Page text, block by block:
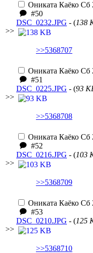
>>
Ониката Каёко Сб
#50
DSC_0232.JPG - (138
>>5368707
>>
Ониката Каёко Сб
#51
DSC_0225.JPG - (93
>>5368708
>>
Ониката Каёко Сб
#52
DSC_0216.JPG - (103
>>5368709
>>
Ониката Каёко Сб
#53
DSC_0210.JPG - (125
>>5368710